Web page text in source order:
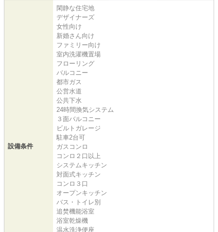
設備条件
閑静な住宅地
デザイナーズ
女性向け
新婚さん向け
ファミリー向け
室内洗濯機置場
フローリング
バルコニー
都市ガス
公営水道
公共下水
24時間換気システム
３面バルコニー
ビルトガレージ
駐車2台可
ガスコンロ
コンロ２口以上
システムキッチン
対面式キッチン
コンロ３口
オープンキッチン
バス・トイレ別
追焚機能浴室
浴室乾燥機
温水洗浄便座